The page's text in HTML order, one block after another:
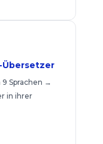
Sprachen →
in ihrer